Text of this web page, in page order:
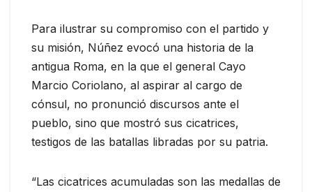
Para ilustrar su compromiso con el partido y
su misión, Núñez evocó una historia de la
antigua Roma, en la que el general Cayo
Marcio Coriolano, al aspirar al cargo de
cónsul, no pronunció discursos ante el
pueblo, sino que mostró sus cicatrices,
testigos de las batallas libradas por su patria.
“Las cicatrices acumuladas son las medallas de